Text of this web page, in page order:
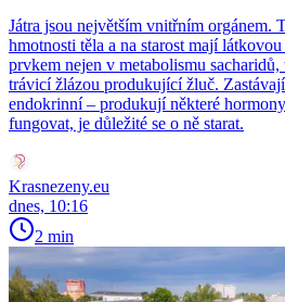
Játra jsou největším vnitřním orgánem.
hmotnosti těla a na starost mají
prvkem nejen v metabolismu
trávicí žlázou produkující žluč.
endokrinní – produkují některé
fungovat, je důležité se o ně starat.
Krasnezeny.eu
dnes, 10:16
2 min